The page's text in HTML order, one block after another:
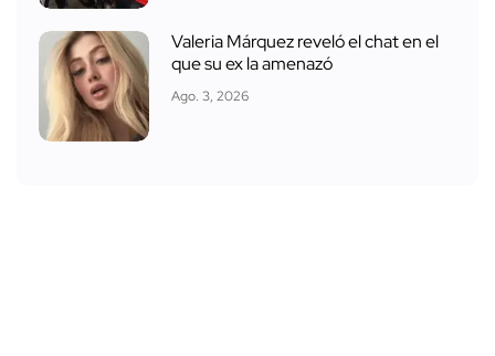
Valeria Márquez reveló el chat en el
que su ex la amenazó
Ago. 3, 2026